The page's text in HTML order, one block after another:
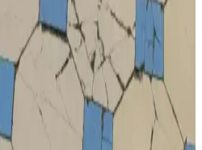
ve üstün performans
favorisi. Hafif, dayanıklı ve
Konfor ve
dayanıklılık ve şıklığı bir arada
çocuklar için ideal günlük